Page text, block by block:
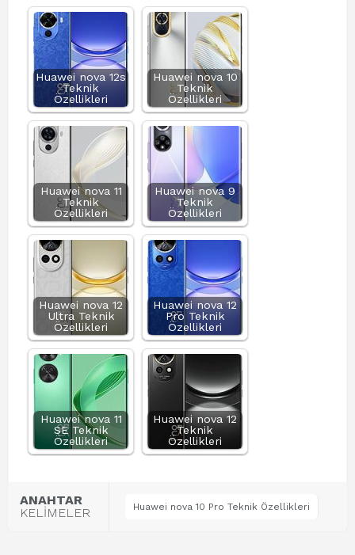
Huawei nova 12s
Teknik
Özellikleri
Huawei nova 10
Teknik
Özellikleri
Huawei nova 11
Teknik
Özellikleri
Huawei nova 9
Teknik
Özellikleri
Huawei nova 12
Ultra Teknik
Özellikleri
Huawei nova 12
Pro Teknik
Özellikleri
Huawei nova 11
SE Teknik
Özellikleri
Huawei nova 12
Teknik
Özellikleri
ANAHTAR
KELİMELER
Huawei nova 10 Pro Teknik Özellikleri